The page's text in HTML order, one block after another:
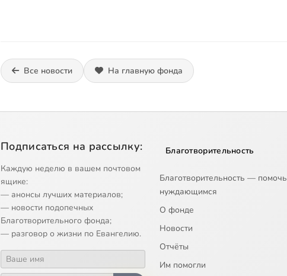
Все новости На главную фонда
Подписаться на рассылку:
Каждую неделю в вашем почтовом
ящике:
— анонсы лучших материалов;
— новости подопечных
Благотворительного фонда;
— разговор о жизни по Евангелию.
Благотворительность
Благотворительность — помочь
нуждающимся
О фонде
Новости
Отчёты
Им помогли